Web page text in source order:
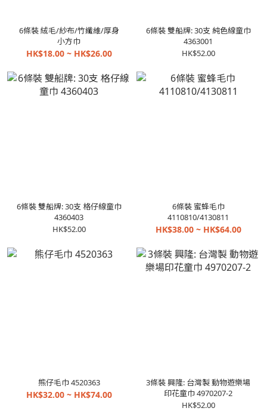
6條裝 絨毛/紗布/竹纖維/厚身
小方巾
HK$18.00 ~ HK$26.00
6條裝 雙船牌: 30支 純色線童巾
4363001
HK$52.00
6條裝 雙船牌: 30支 格仔線童巾
4360403
HK$52.00
6條裝 蜜蜂毛巾
4110810/4130811
HK$38.00 ~ HK$64.00
熊仔毛巾 4520363
HK$32.00 ~ HK$74.00
3條裝 興隆: 台灣製 動物遊樂場
印花童巾 4970207-2
HK$52.00